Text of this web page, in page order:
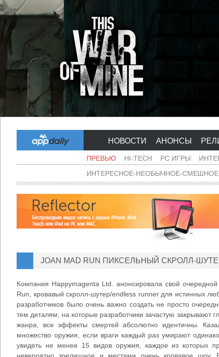
НОВОСТИ АНОНСЫ
ПРЕВЬЮ HI-TECH PC ИГРЫ
ИНТЕРЕСНОЕ-НЕОБЫЧНОЕ-
JOAN MAD RUN ПИКСЕЛЬНЫЙ СКРОЛЛ-
Компания Happymagenta Ltd. анонсировала свой
Run, кровавый скролл-шутер/endless runner для истинных
разработчиков было очень важно создать не просто
тем деталям, на которые разработчики зачастую закрывают
жанра, все эффекты смертей абсолютно идентичны.
множество оружия, если враги каждый раз умирают
увидеть не менее 15 видов оружия, каждое из которых